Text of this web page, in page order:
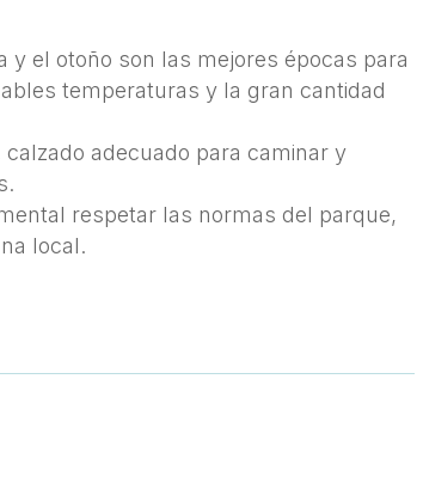
y el otoño son las mejores épocas para
temperaturas y la gran cantidad
calzado adecuado para caminar y
respetar las normas del parque,
local.